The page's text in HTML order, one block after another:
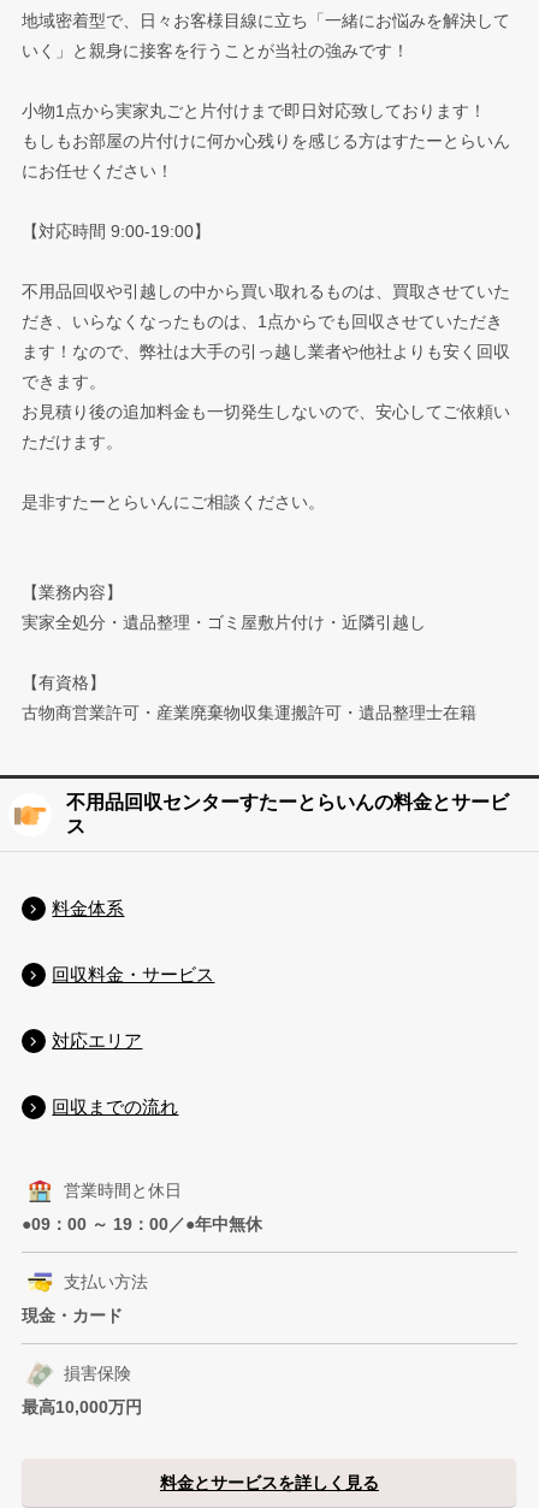
地域密着型で、日々お客様目線に立ち「一緒にお悩みを解決して
いく」と親身に接客を行うことが当社の強みです！
小物1点から実家丸ごと片付けまで即日対応致しております！
もしもお部屋の片付けに何か心残りを感じる方はすたーとらいん
にお任せください！
【対応時間 9:00-19:00】
不用品回収や引越しの中から買い取れるものは、買取させていた
だき、いらなくなったものは、1点からでも回収させていただき
ます！なので、弊社は大手の引っ越し業者や他社よりも安く回収
できます。
お見積り後の追加料金も一切発生しないので、安心してご依頼い
ただけます。
是非すたーとらいんにご相談ください。
【業務内容】
実家全処分・遺品整理・ゴミ屋敷片付け・近隣引越し
【有資格】
古物商営業許可・産業廃棄物収集運搬許可・遺品整理士在籍
不用品回収センターすたーとらいんの料金とサービ
ス
料金体系
回収料金・サービス
対応エリア
回収までの流れ
営業時間と休日
●09：00 ～ 19：00／●年中無休
支払い方法
現金・カード
損害保険
最高10,000万円
料金とサービスを詳しく見る